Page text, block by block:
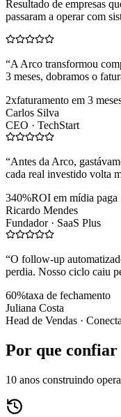
Resultado de empresas
passaram a operar com
“A Arco transformou
3 meses, dobramos o
2xfaturamento em 3
Carlos Silva
CEO · TechStart
“Antes da Arco,
cada real investido volta
340%ROI em mídia paga
Ricardo Mendes
Fundador · SaaS Plus
“O follow-up
perdia. Nosso ciclo caiu
60%taxa de fechamento
Juliana Costa
Head de Vendas ·
Por que confiar
10 anos construindo